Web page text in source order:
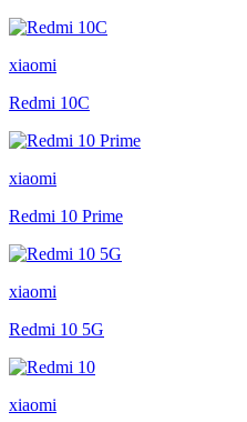
xiaomi
Redmi 10C
xiaomi
Redmi 10 Prime
xiaomi
Redmi 10 5G
xiaomi